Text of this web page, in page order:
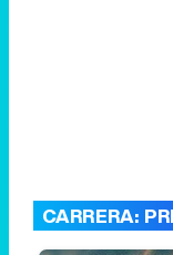
CARRERA: